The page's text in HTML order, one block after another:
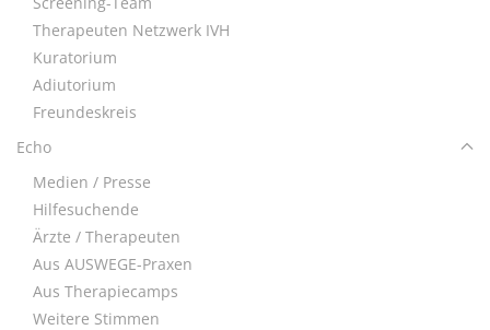
Therapeuten Netzwerk IVH
Kuratorium
Adiutorium
Freundeskreis
Echo
Medien / Presse
Hilfesuchende
Ärzte / Therapeuten
Aus AUSWEGE-Praxen
Aus Therapiecamps
Weitere Stimmen